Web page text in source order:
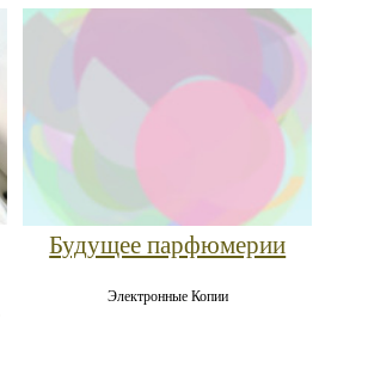
Будущее парфюмерии
Электронные Копии